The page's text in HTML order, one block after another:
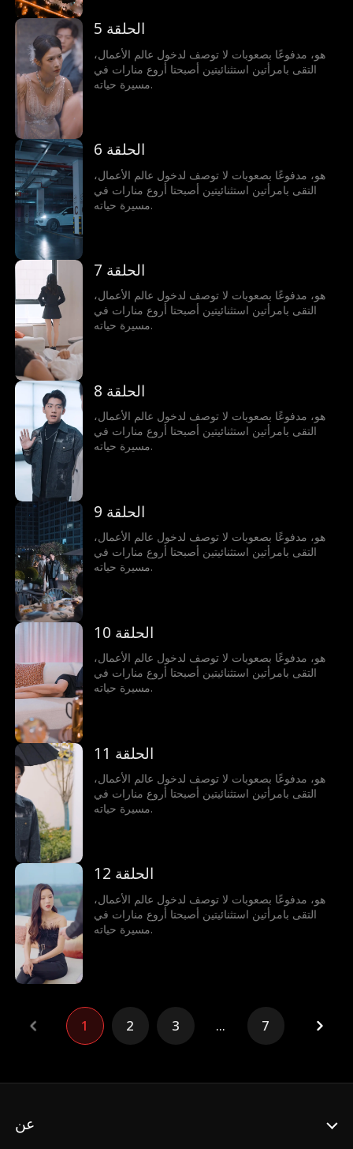
الحلقة 5
هو، مدفوعًا بصعوبات لا توصف لدخول عالم الأعمال،
التقى بامرأتين استثنائيتين أصبحتا أروع منارات في
مسيرة حياته.
الحلقة 6
هو، مدفوعًا بصعوبات لا توصف لدخول عالم الأعمال،
التقى بامرأتين استثنائيتين أصبحتا أروع منارات في
مسيرة حياته.
الحلقة 7
هو، مدفوعًا بصعوبات لا توصف لدخول عالم الأعمال،
التقى بامرأتين استثنائيتين أصبحتا أروع منارات في
مسيرة حياته.
الحلقة 8
هو، مدفوعًا بصعوبات لا توصف لدخول عالم الأعمال،
التقى بامرأتين استثنائيتين أصبحتا أروع منارات في
مسيرة حياته.
الحلقة 9
هو، مدفوعًا بصعوبات لا توصف لدخول عالم الأعمال،
التقى بامرأتين استثنائيتين أصبحتا أروع منارات في
مسيرة حياته.
الحلقة 10
هو، مدفوعًا بصعوبات لا توصف لدخول عالم الأعمال،
التقى بامرأتين استثنائيتين أصبحتا أروع منارات في
مسيرة حياته.
الحلقة 11
هو، مدفوعًا بصعوبات لا توصف لدخول عالم الأعمال،
التقى بامرأتين استثنائيتين أصبحتا أروع منارات في
مسيرة حياته.
الحلقة 12
هو، مدفوعًا بصعوبات لا توصف لدخول عالم الأعمال،
التقى بامرأتين استثنائيتين أصبحتا أروع منارات في
مسيرة حياته.
1 2 3 ... 7
عن